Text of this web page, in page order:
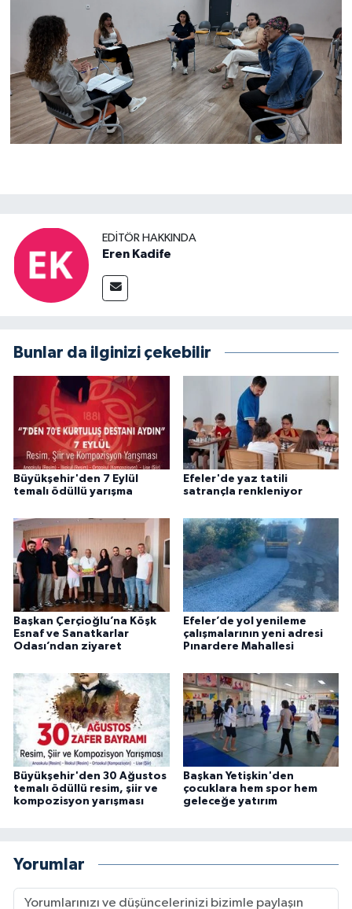
EDITÖR HAKKINDA
Eren Kadife
Bunlar da ilginizi çekebilir
Büyükşehir'den 7 Eylül
temalı ödüllü yarışma
Efeler'de yaz tatili
satrançla renkleniyor
Başkan Çerçioğlu’na Köşk
Esnaf ve Sanatkarlar
Odası’ndan ziyaret
Efeler’de yol yenileme
çalışmalarının yeni adresi
Pınardere Mahallesi
Büyükşehir'den 30 Ağustos
temalı ödüllü resim, şiir ve
kompozisyon yarışması
Başkan Yetişkin'den
çocuklara hem spor hem
geleceğe yatırım
Yorumlar